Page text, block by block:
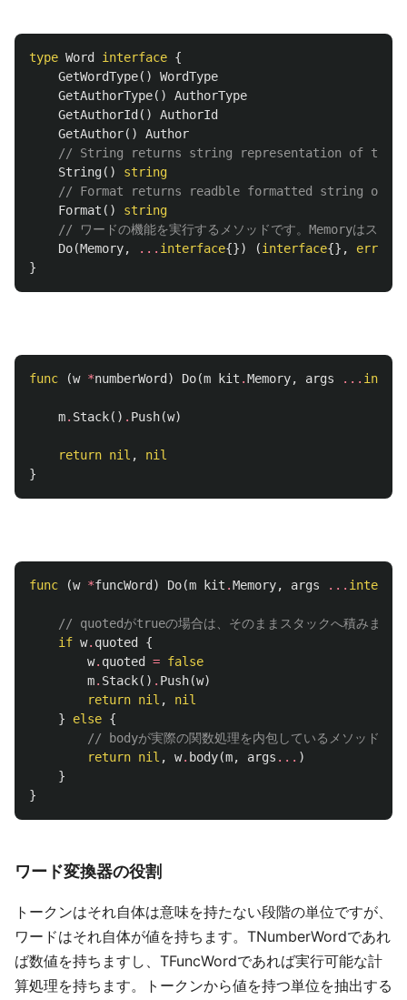
type Word interface {
GetWordType()
WordType
GetAuthorType()
AuthorType
GetAuthorId ()
AuthorId
GetAuthor()
Author
// String returns string representation of the
String()
string
// Format returns readble formatted string of
Format ()
string
// ワードの機能を実行するメソッドです。Memoryはスタ
Do(Memory, ... interface{}) (interface{}, error
}
func (w *numberWord ) Do(m kit .Memory, args ...
m. Stack() . Push(w)
return nil ,
nil
}
func (w *funcWord ) Do(m kit .Memory, args ...
// quotedがtrueの場合は、そのままスタックへ積みます（
if w. quoted
{
w. quoted = false
m. Stack() . Push(w)
return nil ,
nil
}
else {
// bodyが実際の関数処理を内包しているメソッドにな
return nil , w. body(m, args ... )
}
}
ワード変換器の役割
トークンはそれ自体は意味を持たない段階の単位ですが、
ワードはそれ自体が値を持ちます。TNumberWordであれ
ば数値を持ちますし、TFuncWordであれば実行可能な計
算処理を持ちます。トークンから値を持つ単位を抽出する